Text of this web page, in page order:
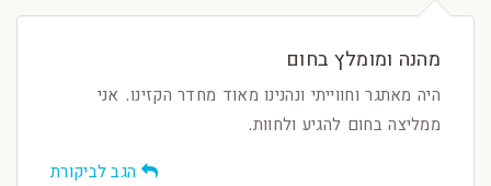
מהנה ומומלץ בחום
היה מאתגר וחווייתי ונהנינו מאוד מחדר הקזינו. אני
ממליצה בחום להגיע ולחוות.
הגב לביקורת